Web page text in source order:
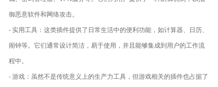
御恶意软件和网络攻击。
- 实用工具：这类插件提供了日常生活中的便利功能，如计算器、日历、
闹钟等。它们通常设计简洁，易于使用，并且能够集成到用户的工作流
程中。
- 游戏：虽然不是传统意义上的生产力工具，但游戏相关的插件也占据了